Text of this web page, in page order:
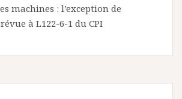
machines : l’exception de
à L122-6-1 du CPI